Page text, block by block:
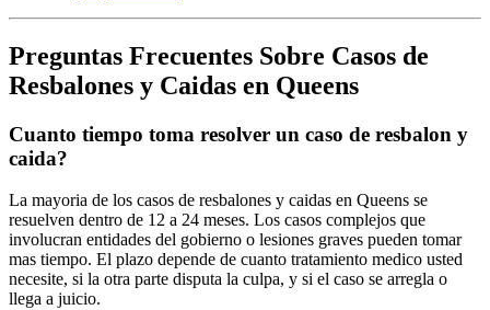
Preguntas Frecuentes Sobre Casos de
Resbalones y Caidas en Queens
Cuanto tiempo toma resolver un caso de resbalon y
caida?
La mayoria de los casos de resbalones y caidas en Queens se
resuelven dentro de 12 a 24 meses. Los casos complejos que
involucran entidades del gobierno o lesiones graves pueden tomar
mas tiempo. El plazo depende de cuanto tratamiento medico usted
necesite, si la otra parte disputa la culpa, y si el caso se arregla o
llega a juicio.